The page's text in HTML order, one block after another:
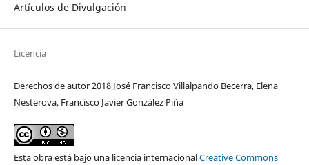
Artículos de Divulgación
Licencia
Derechos de autor 2018 José Francisco Villalpando Becerra, Elena
Nesterova, Francisco Javier González Piña
Esta obra está bajo una licencia internacionalCreative Commons